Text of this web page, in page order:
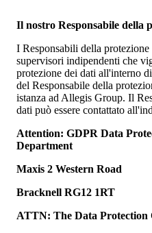
Il nostro Responsabile della
I Responsabili della
supervisori indipendenti che
protezione dei dati all'interno
del Responsabile della
istanza ad Allegis Group. Il
dati può essere contattato
Attention: GDPR Data
Department
Maxis 2 Western Road
Bracknell RG12 1RT
ATTN: The Data Protection